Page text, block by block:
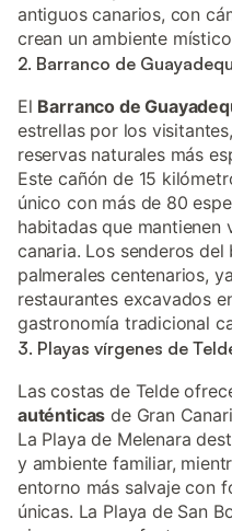
antiguos canarios, con
crean un ambiente
2. Barranco de
El Barranco de
estrellas por los
reservas naturales más
Este cañón de 15
único con más de 80
habitadas que
canaria. Los senderos
palmerales centenarios,
restaurantes excavados
gastronomía tradicional
3. Playas vírgenes de
Las costas de Telde
auténticas de Gran
La Playa de Melenara
y ambiente familiar,
entorno más salvaje con
únicas. La Playa de San